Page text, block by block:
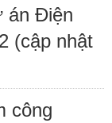
án Điện
(cập nhật
công